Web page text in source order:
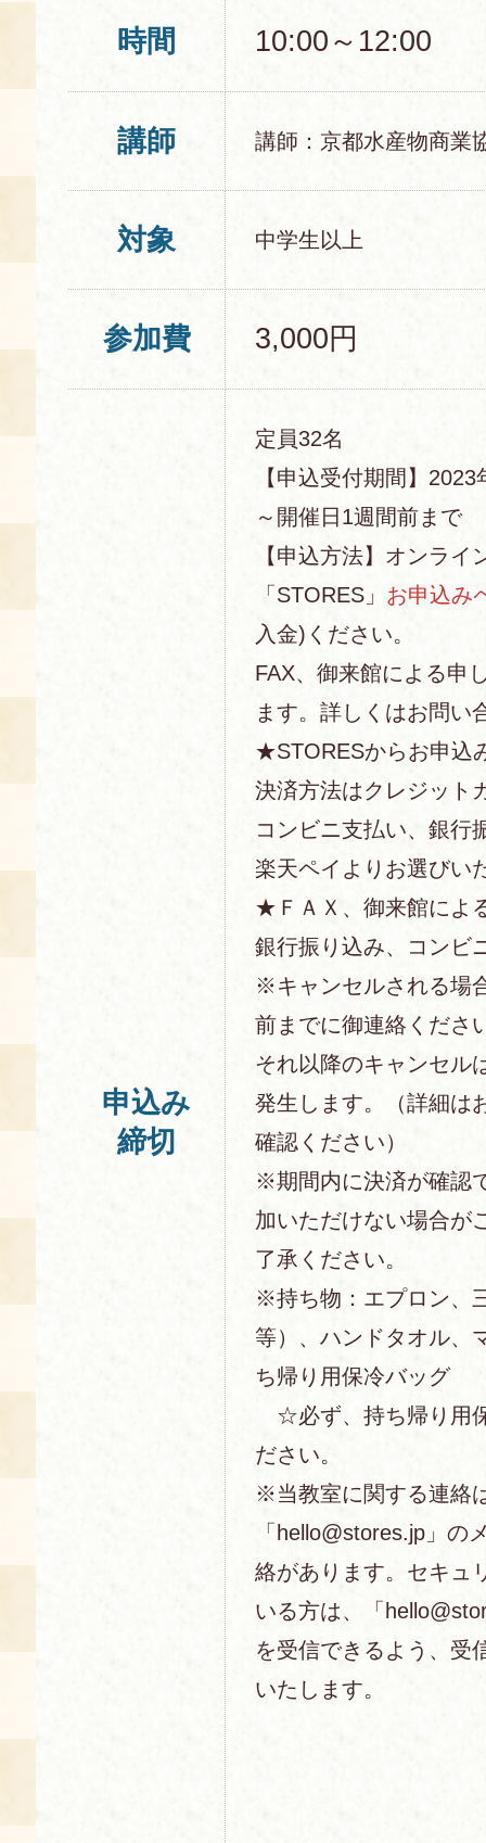
時間 10:00～12:00
講師 講師：京都水産物商業
対象 中学生以上
参加費 3,000円
申込み
締切
定員32名
【申込受付期間】
～開催日1週間前まで
【申込方法】オンライ
「STORES」 お申込み
入金)ください。
FAX、御来館による申
ます。詳しくはお問い
★STORESからお申込
決済方法はクレジット
コンビニ支払い、銀行
楽天ペイよりお選びい
★ＦＡＸ、御来館によ
銀行振り込み、コンビ
※キャンセルされる場
前までに御連絡くださ
それ以降のキャンセル
発生します。（詳細は
確認ください）
※期間内に決済が確認
加いただけない場合が
了承ください。
※持ち物：エプロン、
等）、ハンドタオル、
ち帰り用保冷バッグ
☆必ず、持ち帰り用
ださい。
※当教室に関する連絡
「hello@stores.jp」の
絡があります。セキュ
いる方は、「
を受信できるよう、受
いたします。